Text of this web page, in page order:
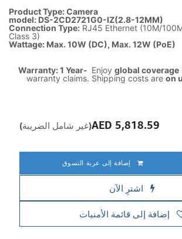
Product Type: Camera
model: DS-2CD2721G0-IZ(2.8-12MM)
Connection Type: RJ45 Ethernet (10M/
Class 3)
Wattage: Max. 10W (DC), Max. 12W (PoE)
Warranty: 1 Year- Enjoy global coverage
warranty claims. Shipping costs are on
إضافة إلى عربة التسوق
اشترِ الآن
إضافة إلى قائمة الأمنيات
5,818.59 (غير شامل الضريبة)